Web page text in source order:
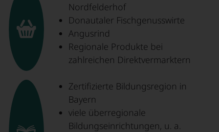
Nordfelderhof
Donautaler Fischgenusswirte
Angusrind
Regionale Produkte bei
zahlreichen Direktvermarktern
Zertifizierte Bildungsregion in
Bayern
viele überregionale
Bildungseinrichtungen, u. a.